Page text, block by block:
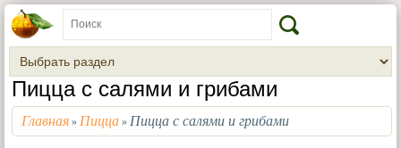
Пицца с салями и грибами
Главная » Пицца » Пицца с салями и грибами